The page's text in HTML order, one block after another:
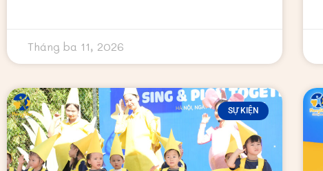
Tháng ba 11, 2026
SỰ KIỆN